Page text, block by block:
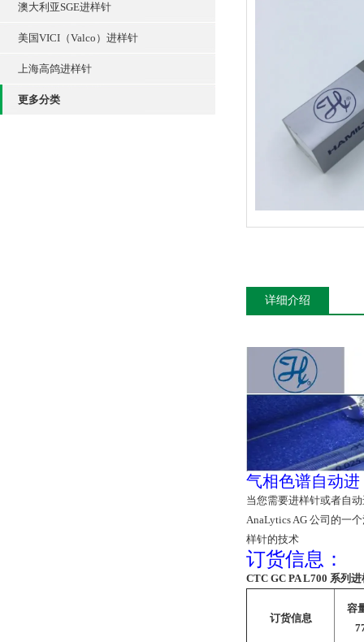
澳大利亚SGE进样针
美国VICI（Valco）进样针
上海高鸽进样针
更多分类
详细介绍
气相色谱自动进
当您需要进样针或者自
AnaLytics AG 公司的一
样针的技术
订货信息：
CTC GC PA L700 系列
订货信息
容